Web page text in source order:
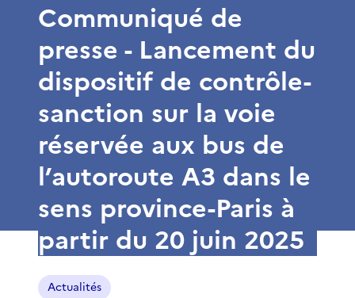
Communiqué de
presse - Lancement du
dispositif de contrôle-
sanction sur la voie
réservée aux bus de
l’autoroute A3 dans le
sens province-Paris à
partir du 20 juin 2025
Actualités